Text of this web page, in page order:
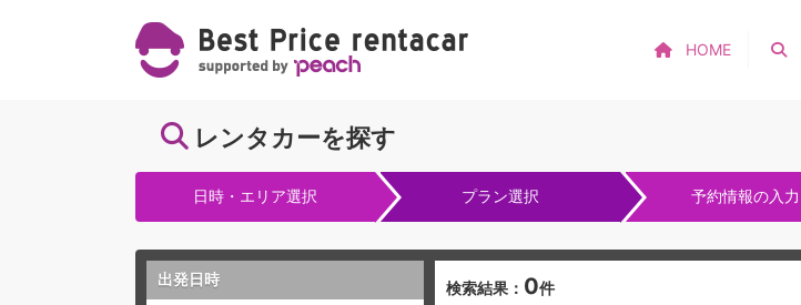
HOME
レンタカーを探す
日時・エリア選択 プラン選択 予約情報の入力
出発日時 検索結果： 0件